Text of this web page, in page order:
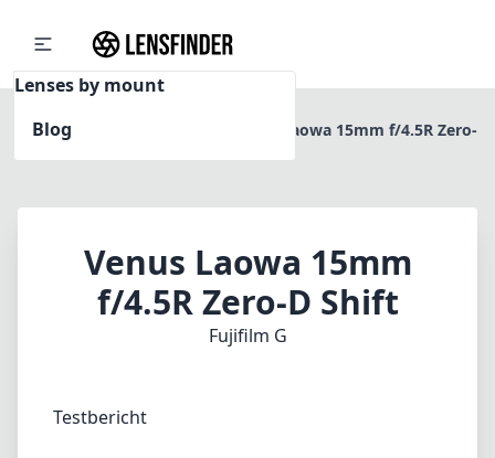
Lenses by mount
Blog
Home
Venus Laowa 15mm f/4.5R Zero-
Venus Laowa 15mm
f/4.5R Zero-D Shift
Fujifilm G
Testbericht